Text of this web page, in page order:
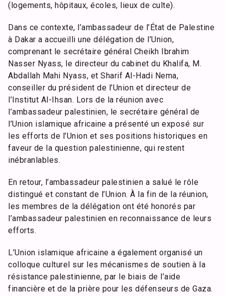
(logements, hôpitaux, écoles, lieux de culte).
Dans ce contexte, l’ambassadeur de l’État de Palestine
à Dakar a accueilli une délégation de l’Union,
comprenant le secrétaire général Cheikh Ibrahim
Nasser Nyass, le directeur du cabinet du Khalifa, M.
Abdallah Mahi Nyass, et Sharif Al-Hadi Nema,
conseiller du président de l’Union et directeur de
l’Institut Al-Ihsan. Lors de la réunion avec
l’ambassadeur palestinien, le secrétaire général de
l’Union islamique africaine a présenté un exposé sur
les efforts de l’Union et ses positions historiques en
faveur de la question palestinienne, qui restent
inébranlables.
En retour, l’ambassadeur palestinien a salué le rôle
distingué et constant de l’Union. À la fin de la réunion,
les membres de la délégation ont été honorés par
l’ambassadeur palestinien en reconnaissance de leurs
efforts.
L’Union islamique africaine a également organisé un
colloque culturel sur les mécanismes de soutien à la
résistance palestinienne, par le biais de l’aide
financière et de la prière pour les défenseurs de Gaza.